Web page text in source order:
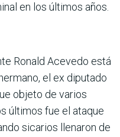
en los últimos años.
Ronald Acevedo está
el ex diputado
objeto de varios
últimos fue el ataque
sicarios llenaron de